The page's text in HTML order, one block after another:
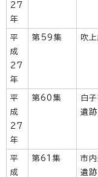
27
年
平
成
27
年
第59集 吹
平
成
27
年
第60集
白
遺跡
平
成
第61集
市
遺跡